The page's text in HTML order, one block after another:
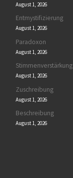
August 1, 2026
Entmystifizierung
August 1, 2026
Paradoxon
August 1, 2026
Stimmenverstärkung
August 1, 2026
Zuschreibung
August 1, 2026
Beschreibung
August 1, 2026